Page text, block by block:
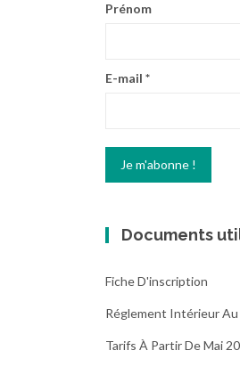
Prénom
E-mail *
Documents
Fiche D'inscription
Réglement Intérieur
Tarifs À Partir De Mai